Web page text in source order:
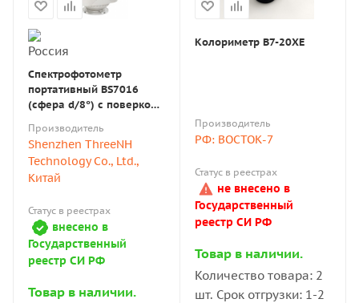
Спектрофотометр
портативный BS7016
(сфера d/8°) с поверкой
Производитель
Shenzhen ThreeNH
Technology Co., Ltd.,
Китай
Статус в реестрах
внесено в
Государственный
реестр СИ РФ
Товар в наличии.
Колориметр В7-20XE
Производитель
РФ: ВОСТОК-7
Статус в реестрах
не внесено в
Государственный
реестр СИ РФ
Товар в наличии.
Количество товара: 2
шт. Срок отгрузки: 1-2